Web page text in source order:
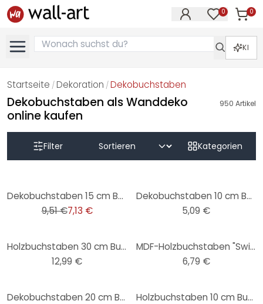
0 0
KI
Startseite / Dekoration /Dekobuchstaben
Dekobuchstaben als Wanddeko
online kaufen
950 Artikel
Filter Kategorien
Dekobuchstaben 15 cm Buchstabenhöhe
9,51 €7,13 €
Dekobuchstaben 10 cm Buchstabenhöhe
5,09 €
Holzbuchstaben 30 cm Buchstabenhöhe
12,99 €
MDF-Holzbuchstaben "Swiss" 10 cm Buchstabenhöhe
6,79 €
Dekobuchstaben 20 cm Buchstabenhöhe
Holzbuchstaben 10 cm Buchstabenhöhe